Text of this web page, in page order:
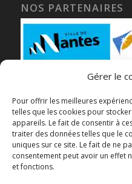
Gérer le
Pour offrir les meilleures
telles que les cookies pour
appareils. Le fait de consentir à
traiter des données telles que le
uniques sur ce site. Le fait de ne
consentement peut avoir un effet
et fonctions.
NOS PARTENAIRES